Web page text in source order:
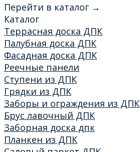
Перейти в каталог →
Каталог
Террасная доска ДПК
Палубная доска ДПК
Фасадная доска ДПК
Реечные панели
Ступени из ДПК
Грядки из ДПК
Заборы и ограждения из ДПК
Брус лавочный ДПК
Заборная доска дпк
Планкен из ДПК